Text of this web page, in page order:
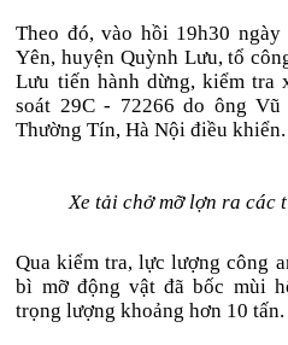
Theo đó, vào hồi 19h30
Yên, huyện Quỳnh Lưu, tổ
Lưu tiến hành dừng, kiểm tra
soát 29C - 72266 do ông
Thường Tín, Hà Nội điều khiển.
Xe tải chở mỡ lợn ra các
Qua kiểm tra, lực lượng công
bì mỡ động vật đã bốc mùi
trọng lượng khoảng hơn 10 tấn.